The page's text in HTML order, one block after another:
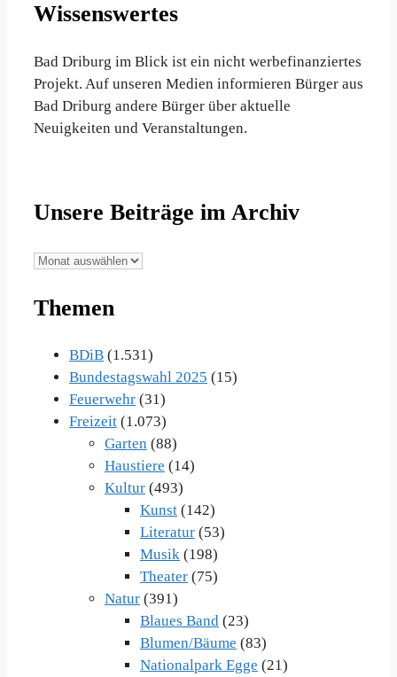
Wissenswertes
Bad Driburg im Blick ist ein nicht werbefinanziertes
Projekt. Auf unseren Medien informieren Bürger aus
Bad Driburg andere Bürger über aktuelle
Neuigkeiten und Veranstaltungen.
Unsere Beiträge im Archiv
Unsere
im
Themen
BDiB (1.531)
Bundestagswahl 2025 (15)
Feuerwehr (31)
Freizeit (1.073)
Garten (88)
Haustiere (14)
Kultur (493)
Kunst (142)
Literatur (53)
Musik (198)
Theater (75)
Natur (391)
Blaues Band (23)
Blumen/Bäume (83)
Nationalpark Egge (21)